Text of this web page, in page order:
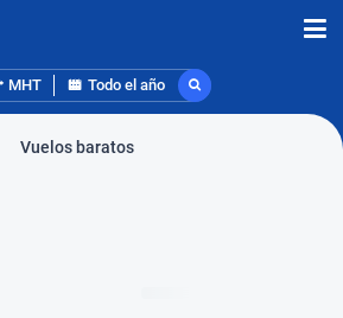
MHT Todo el año
Vuelos baratos